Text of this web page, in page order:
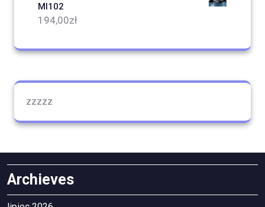
Ml102
194,00zł
zzzzz
Archieves